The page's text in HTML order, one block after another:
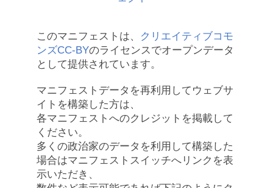
このマニフェストは、
クリエイティブコモ
ンズCC-BYのライセンスでオープンデータ
として提供されています。
マニフェストデータを再利用してウェブサ
イトを構築した方は、
各マニフェストへのクレジットを掲載して
ください。
多くの政治家のデータを利用して構築した
場合はマニフェストスイッチへリンクを表
示いただき、